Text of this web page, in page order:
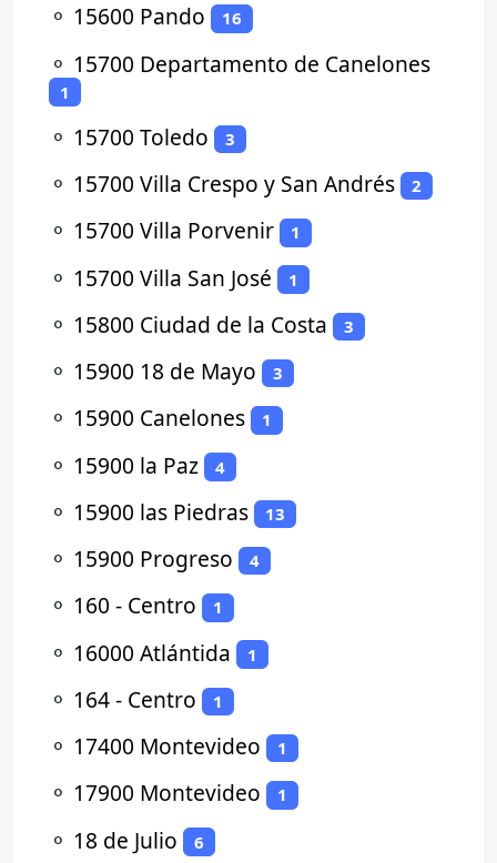
⚬ 15600 Pando 16
⚬ 15700 Departamento de Canelones
1
⚬ 15700 Toledo 3
⚬ 15700 Villa Crespo y San Andrés 2
⚬ 15700 Villa Porvenir 1
⚬ 15700 Villa San José 1
⚬ 15800 Ciudad de la Costa 3
⚬ 15900 18 de Mayo 3
⚬ 15900 Canelones 1
⚬ 15900 la Paz 4
⚬ 15900 las Piedras 13
⚬ 15900 Progreso 4
⚬ 160 - Centro 1
⚬ 16000 Atlántida 1
⚬ 164 - Centro 1
⚬ 17400 Montevideo 1
⚬ 17900 Montevideo 1
⚬ 18 de Julio 6